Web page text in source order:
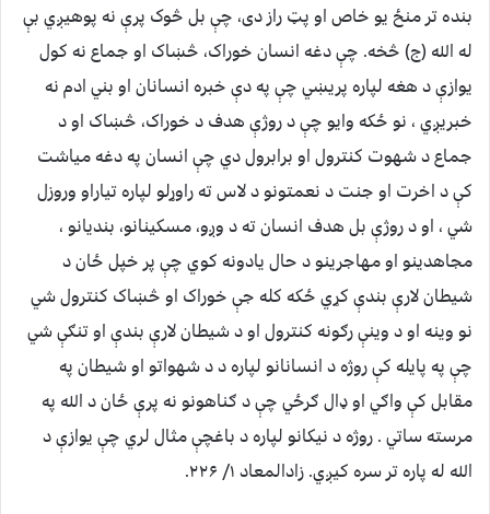
بنده تر منځ یو خاص او پټ راز دی، چې بل څوک پرې نه پوهیږي بې
له الله (ج) څخه. چې دغه انسان خوراک، څښاک او جماع نه کول
یوازې د هغه لپاره پريښي چې په دې خبره انسانان او بني ادم نه
خبريږي ، نو ځکه وایو چې د روژې هدف د خوراک، څښاک او د
جماع د شهوت کنترول او برابرول دي چې انسان په دغه میاشت
کې د اخرت او جنت د نعمتونو د لاس ته راوړلو لپاره تیاراو وروزل
شي ، او د روژې بل هدف انسان ته د وږو، مسکینانو، بندیانو ،
مجاهدینو او مهاجرینو د حال یادونه کوي چې پر خپل ځان د
شیطان لارې بندې کړي ځکه کله جې خوراک او څښاک کنترول شي
نو وینه او د وینې رګونه کنترول او د شیطان لارې بندې او تنګې شي
چې په پایله کې روژه د انسانانو لپاره د د شهواتو او شیطان په
مقابل کې واګي او ډال ګرځي چې د ګناهونو نه پرې ځان د الله په
مرسته ساتي . روژه د نیکانو لپاره د باغچې مثال لري چې یوازې د
الله له پاره تر سره کیږي. زادالمعاد ۱/ ۲۲۶.